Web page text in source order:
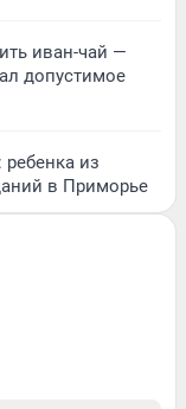
иван-чай —
допустимое
ребенка из
в Приморье